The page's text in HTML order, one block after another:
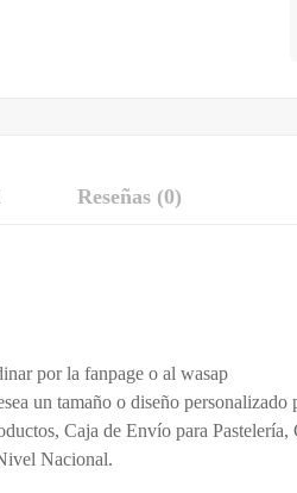
Reseñas (0)
por la fanpage o al wasap
un tamaño o diseño
Caja de Envío para
Nacional.
Y Revisión De